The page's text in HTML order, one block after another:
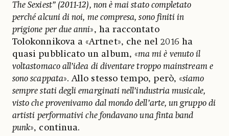
The Sexiest” (2011-12), non è mai stato completato
perché alcuni di noi, me compresa, sono finiti in
prigione per due anni», ha raccontato
Tolokonnikova a «Artnet», che nel 2016 ha
quasi pubblicato un album, «ma mi è venuto il
voltastomaco all’idea di diventare troppo mainstream e
sono scappata». Allo stesso tempo, però, «siamo
sempre stati degli emarginati nell’industria musicale,
visto che provenivamo dal mondo dell’arte, un gruppo di
artisti performativi che fondavano una finta band
punk», continua.